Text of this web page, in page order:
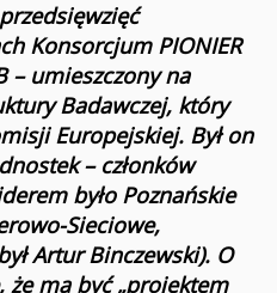
Konsorcjum PIONIER
– umieszczony na
Badawczej, który
Europejskiej. Był on
– członków
było Poznańskie
Sieciowe,
Artur Binczewski). O
ma być „projektem